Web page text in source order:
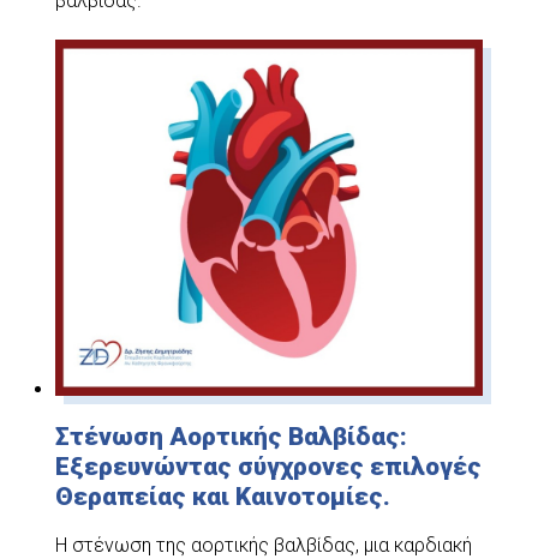
Στένωση Αορτικής Βαλβίδας:
Εξερευνώντας σύγχρονες επιλογές
Θεραπείας και Καινοτομίες.
Η στένωση της αορτικής βαλβίδας, μια καρδιακή